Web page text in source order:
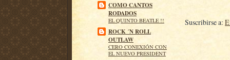
COMO CANTOS
RODADOS
EL QUINTO BEATLE !!
ROCK ´N ROLL
OUTLAW
CERO CONEXIÓN CON
EL NUEVO PRESIDENT
Suscribirse a: